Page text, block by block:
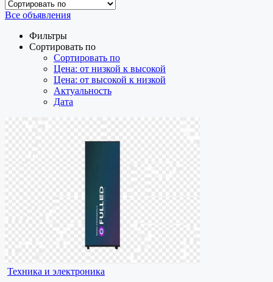
Все объявления
Фильтры
Сортировать по
Сортировать по
Цена: от низкой к высокой
Цена: от высокой к низкой
Актуальность
Дата
Техника и электроника